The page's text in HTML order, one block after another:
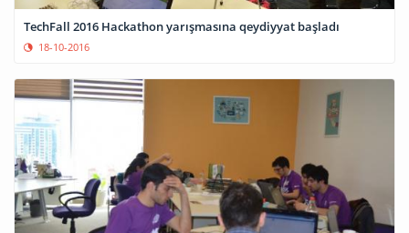
TechFall 2016 Hackathon yarışmasına qeydiyyat başladı
18-10-2016